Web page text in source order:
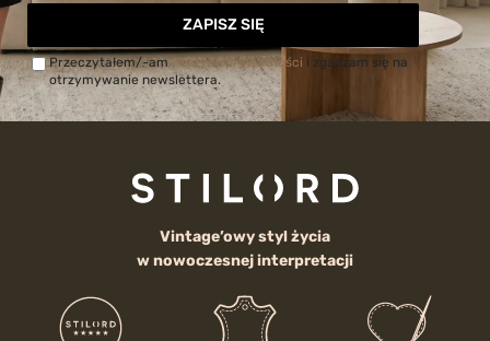
ZAPISZ SIĘ
Przeczytałem/-amPolitykę prywatności i zgadzam się na
otrzymywanie newslettera.
Vintage’owy styl życia
w nowoczesnej interpretacji